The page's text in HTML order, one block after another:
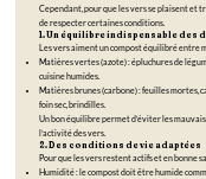
Cependant, pour que les vers se plaisent
de respecter certaines conditions.
1. Un équilibre indispensable des
Les vers aiment un compost équilibré
Matières vertes (azote) : épluchures de
cuisine humides.
Matières brunes (carbone) : feuilles mortes,
foin sec, brindilles.
Un bon équilibre permet d’éviter les
l’activité des vers.
2. Des conditions de vie adaptées
Pour que les vers restent actifs et en bonne
Humidité : le compost doit être humide